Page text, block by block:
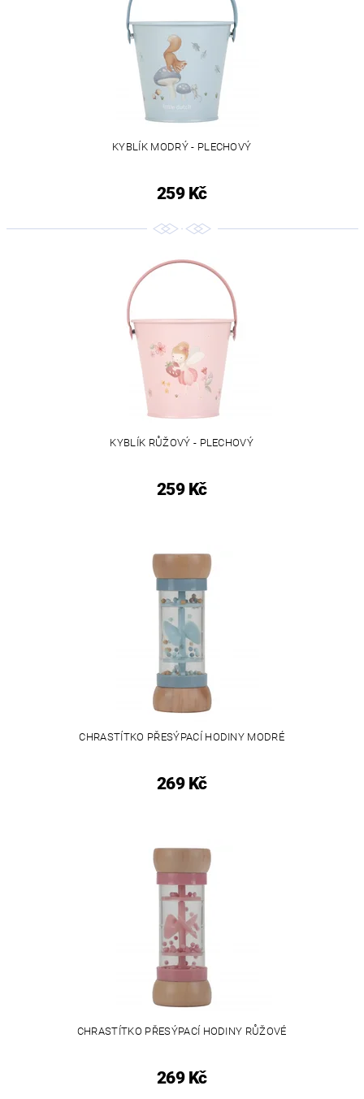
KYBLÍK MODRÝ - PLECHOVÝ
259 Kč
KYBLÍK RŮŽOVÝ - PLECHOVÝ
259 Kč
CHRASTÍTKO PŘESÝPACÍ HODINY MODRÉ
269 Kč
CHRASTÍTKO PŘESÝPACÍ HODINY RŮŽOVÉ
269 Kč